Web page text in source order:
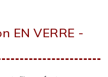
EN VERRE -